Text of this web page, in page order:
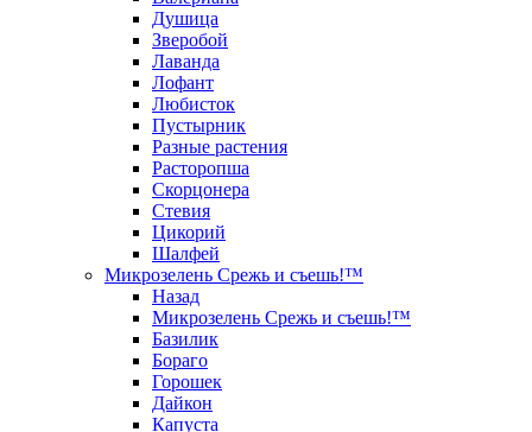
Душица
Зверобой
Лаванда
Лофант
Любисток
Пустырник
Разные растения
Расторопша
Скорцонера
Стевия
Цикорий
Шалфей
Микрозелень Срежь и съешь!™
Назад
Микрозелень Срежь и съешь!™
Базилик
Бораго
Горошек
Дайкон
Капуста